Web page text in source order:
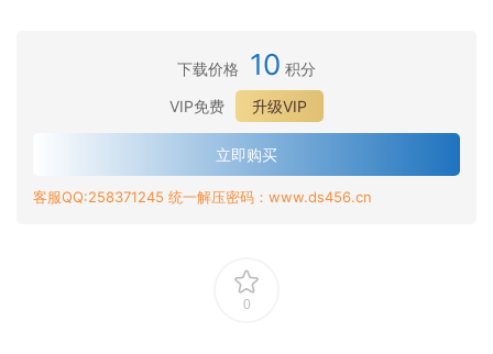
下载价格 10 积分
VIP免费
升级VIP
立即购买
客服QQ:258371245 统一解压密码：www.ds456.cn
0